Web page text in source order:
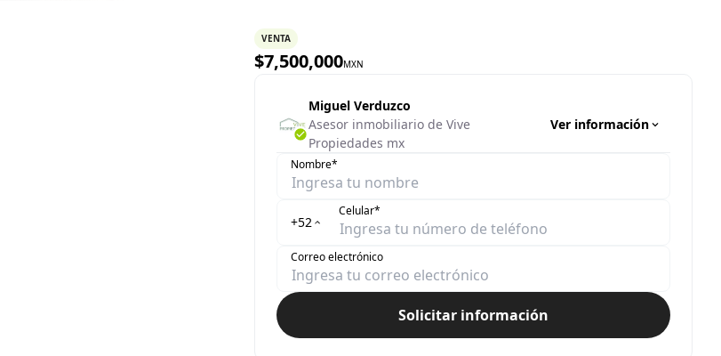
VENTA
$7,500,000MXN
Miguel Verduzco
Asesor inmobiliario de Vive
Propiedades mx
Ver información
Nombre*
+52
Celular*
Correo electrónico
Solicitar información